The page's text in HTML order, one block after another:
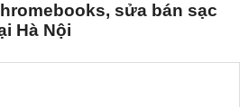
sửa bán sạc
Hà Nội